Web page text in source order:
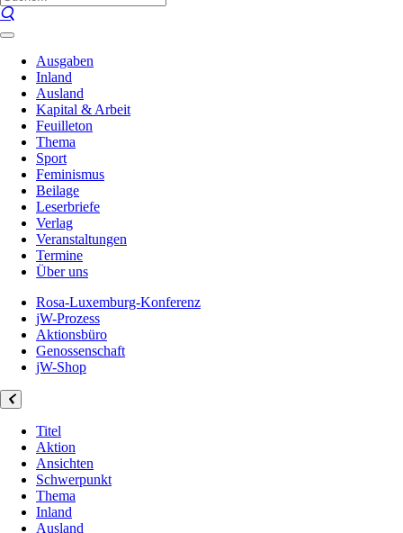
Ausgaben
Inland
Ausland
Kapital & Arbeit
Feuilleton
Thema
Sport
Feminismus
Beilage
Leserbriefe
Verlag
Veranstaltungen
Termine
Über uns
Rosa-Luxemburg-Konferenz
jW-Prozess
Aktionsbüro
Genossenschaft
jW-Shop
Titel
Aktion
Ansichten
Schwerpunkt
Thema
Inland
Ausland